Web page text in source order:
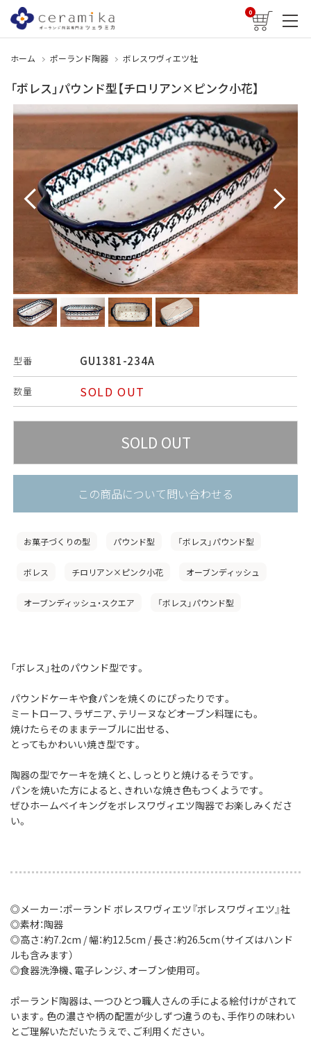
0
ホーム ポーランド陶器 ボレスワヴィエツ社
「ボレス」パウンド型【チロリアン×ピンク小花】
型番 GU1381-234A
数量 SOLD OUT
この商品について問い合わせる
お菓子づくりの型 パウンド型 「ボレス」パウンド型
ボレス チロリアン×ピンク小花 オーブンディッシュ
オーブンディッシュ・スクエア 「ボレス」パウンド型
「ボレス」社のパウンド型です。
パウンドケーキや食パンを焼くのにぴったりです。
ミートローフ、ラザニア、テリーヌなどオーブン料理にも。
焼けたらそのままテーブルに出せる、
とってもかわいい焼き型です。
陶器の型でケーキを焼くと、しっとりと焼けるそうです。
パンを焼いた方によると、きれいな焼き色もつくようです。
ぜひホームベイキングをボレスワヴィエツ陶器でお楽しみくださ
い。
◎メーカー：ポーランド ボレスワヴィエツ『ボレスワヴィエツ』社
◎素材：陶器
◎高さ：約7.2cm / 幅：約12.5cm / 長さ：約26.5cm（サイズはハンド
ルも含みます）
◎食器洗浄機、電子レンジ、オーブン使用可。
ポーランド陶器は、一つひとつ職人さんの手による絵付けがされて
います。色の濃さや柄の配置が少しずつ違うのも、手作りの味わい
とご理解いただいたうえで、ご利用ください。